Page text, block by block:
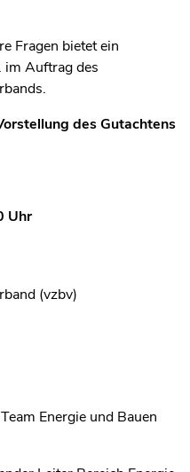
Fragen bietet ein
im Auftrag des
des Gutachtens
Uhr
(vzbv)
Energie und Bauen